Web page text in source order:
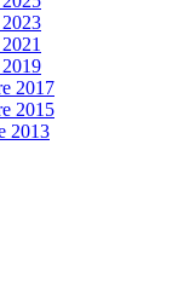
2017
2015
2013